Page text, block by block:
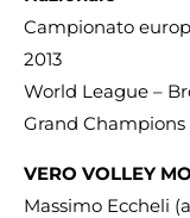
Campionato
2013
World League –
Grand Champions
VERO VOLLEY
Massimo Eccheli